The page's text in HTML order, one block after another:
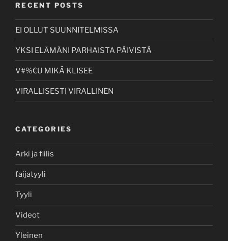
RECENT POSTS
EI OLLUT SUUNNITELMISSA
YKSI ELÄMÄNI PARHAISTA PÄIVISTÄ
V#%€U MIKÄ KLISEE
VIRALLISESTI VIRALLINEN
CATEGORIES
Arki ja fiilis
faijatyyli
Tyyli
Videot
Yleinen